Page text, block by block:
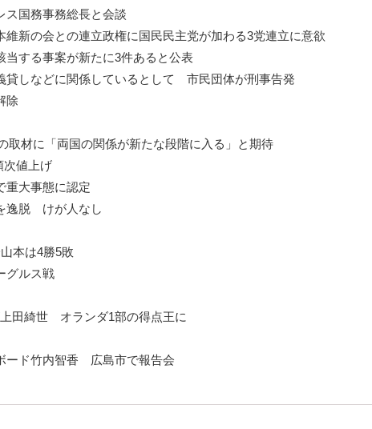
国務事務総長と会談
新の会との連立政権に国民民主党が加わる3党連立に意欲
する事案が新たに3件あると公表
貸しなどに関係しているとして 市民団体が刑事告発
除
材に「両国の関係が新たな段階に入る」と期待
次値上げ
大事態に認定
逸脱 けが人なし
本は4勝5敗
グルス戦
田綺世 オランダ1部の得点王に
ード竹内智香 広島市で報告会